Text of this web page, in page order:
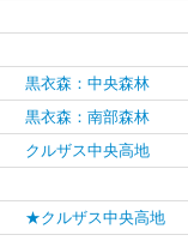
黒衣森：中央森林
黒衣森：南部森林
クルザス中央高地
★クルザス中央高地